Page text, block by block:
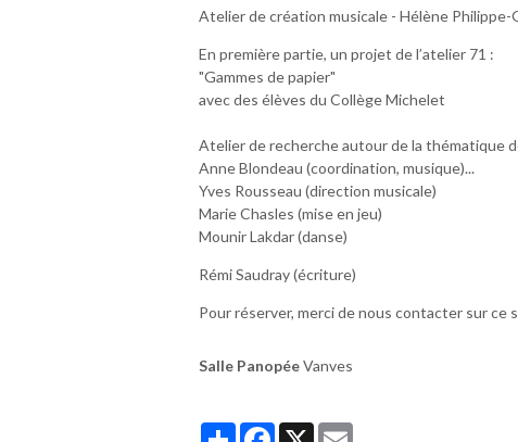
Atelier de création musicale - Hélène Philippe-
En première partie, un projet de l’atelier 71 :
"Gammes de papier"
avec des élèves du Collège Michelet
Atelier de recherche autour de la thématique
Anne Blondeau (coordination, musique)...
Yves Rousseau (direction musicale)
Marie Chasles (mise en jeu)
Mounir Lakdar (danse)
Rémi Saudray (écriture)
Pour réserver, merci de nous contacter sur ce
Salle PanopéeVanves
PartagerFacebook
X